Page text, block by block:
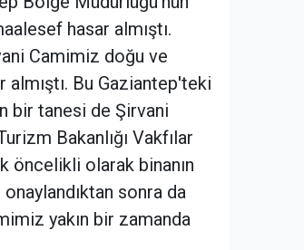
hasar almıştı.
Camimiz doğu ve
almıştı. Bu Gaziantep'teki
bir tanesi de Şirvani
Bakanlığı Vakfılar
öncelikli olarak binanın
sonra da
yakın bir zamanda